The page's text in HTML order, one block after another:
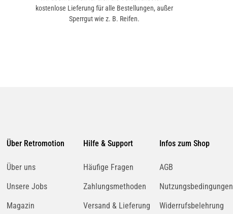
kostenlose Lieferung für alle Bestellungen, außer
Sperrgut wie z. B. Reifen.
Über Retromotion
Über uns
Unsere Jobs
Magazin
Hilfe & Support
Häufige Fragen
Zahlungsmethoden
Versand & Lieferung
Infos zum Shop
AGB
Nutzungsbedingungen
Widerrufsbelehrung